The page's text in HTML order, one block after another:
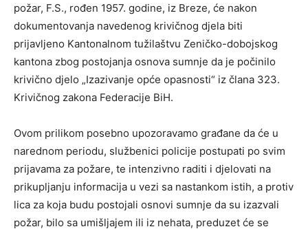
požar, F.S., rođen 1957. godine, iz Breze, će nakon
dokumentovanja navedenog krivičnog djela biti
prijavljeno Kantonalnom tužilaštvu Zeničko-dobojskog
kantona zbog postojanja osnova sumnje da je počinilo
krivično djelo „Izazivanje opće opasnosti“ iz člana 323.
Krivičnog zakona Federacije BiH.
Ovom prilikom posebno upozoravamo građane da će u
narednom periodu, službenici policije postupati po svim
prijavama za požare, te intenzivno raditi i djelovati na
prikupljanju informacija u vezi sa nastankom istih, a protiv
lica za koja budu postojali osnovi sumnje da su izazvali
požar, bilo sa umišljajem ili iz nehata, preduzet će se